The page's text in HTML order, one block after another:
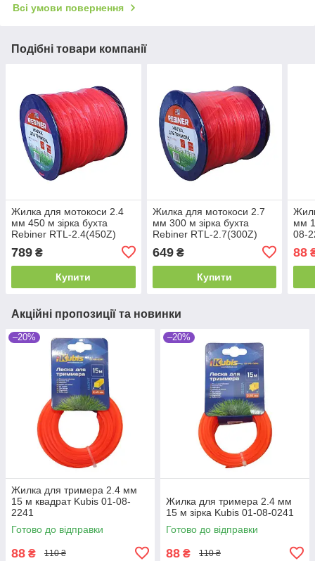
Всі умови повернення
Подібні товари компанії
Жилка для мотокоси 2.4
мм 450 м зірка бухта
Rebiner RTL-2.4(450Z)
789 ₴
Купити
Жилка для мотокоси 2.7
мм 300 м зірка бухта
Rebiner RTL-2.7(300Z)
649₴
Купити
мм
08-
88
Акційні пропозиції та новинки
–20%
Жилка для тримера 2.4 мм
15 м квадрат Kubis 01-08-
2241
Готово до відправки
88 ₴ 110 ₴
–20%
Жилка для тримера 2.4 мм
15 м зірка Kubis 01-08-0241
Готово до відправки
88 ₴ 110 ₴